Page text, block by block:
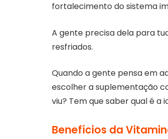
fortalecimento do sistema
A gente precisa dela para
resfriados.
Quando a gente pensa em
escolher a suplementação
viu? Tem que saber qual é a
Benefícios da